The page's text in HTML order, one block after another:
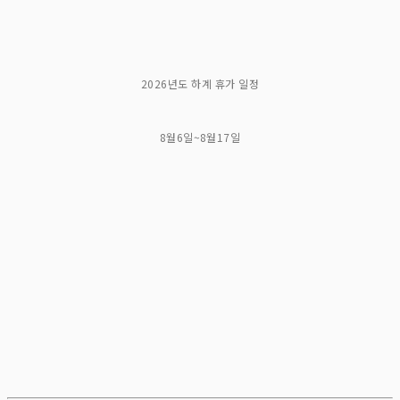
2026년도 하계 휴가 일정
8월6일~8월17일